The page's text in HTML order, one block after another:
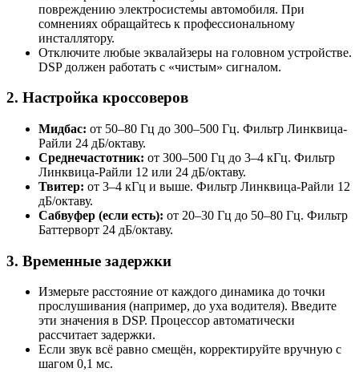
повреждению электросистемы автомобиля. При
сомнениях обращайтесь к профессиональному
инсталлятору.
Отключите любые эквалайзеры на головном устройстве.
DSP должен работать с «чистым» сигналом.
2. Настройка кроссоверов
Мидбас: от 50–80 Гц до 300–500 Гц. Фильтр Линквица-
Райли 24 дБ/октаву.
Среднечастотник: от 300–500 Гц до 3–4 кГц. Фильтр
Линквица-Райли 12 или 24 дБ/октаву.
Твитер: от 3–4 кГц и выше. Фильтр Линквица-Райли 12
дБ/октаву.
Сабвуфер (если есть): от 20–30 Гц до 50–80 Гц. Фильтр
Баттерворт 24 дБ/октаву.
3. Временные задержки
Измерьте расстояние от каждого динамика до точки
прослушивания (например, до уха водителя). Введите
эти значения в DSP. Процессор автоматически
рассчитает задержки.
Если звук всё равно смещён, корректируйте вручную с
шагом 0,1 мс.